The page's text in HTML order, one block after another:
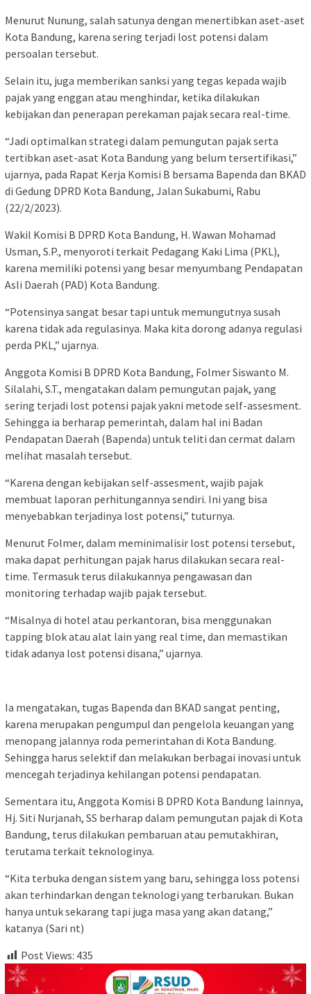
Menurut Nunung, salah satunya dengan menertibkan aset-aset
Kota Bandung, karena sering terjadi lost potensi dalam
persoalan tersebut.
Selain itu, juga memberikan sanksi yang tegas kepada wajib
pajak yang enggan atau menghindar, ketika dilakukan
kebijakan dan penerapan perekaman pajak secara real-time.
“Jadi optimalkan strategi dalam pemungutan pajak serta
tertibkan aset-asat Kota Bandung yang belum tersertifikasi,”
ujarnya, pada Rapat Kerja Komisi B bersama Bapenda dan BKAD
di Gedung DPRD Kota Bandung, Jalan Sukabumi, Rabu
(22/2/2023).
Wakil Komisi B DPRD Kota Bandung, H. Wawan Mohamad
Usman, S.P., menyoroti terkait Pedagang Kaki Lima (PKL),
karena memiliki potensi yang besar menyumbang Pendapatan
Asli Daerah (PAD) Kota Bandung.
“Potensinya sangat besar tapi untuk memungutnya susah
karena tidak ada regulasinya. Maka kita dorong adanya regulasi
perda PKL,” ujarnya.
Anggota Komisi B DPRD Kota Bandung, Folmer Siswanto M.
Silalahi, S.T., mengatakan dalam pemungutan pajak, yang
sering terjadi lost potensi pajak yakni metode self-assesment.
Sehingga ia berharap pemerintah, dalam hal ini Badan
Pendapatan Daerah (Bapenda) untuk teliti dan cermat dalam
melihat masalah tersebut.
“Karena dengan kebijakan self-assesment, wajib pajak
membuat laporan perhitungannya sendiri. Ini yang bisa
menyebabkan terjadinya lost potensi,” tuturnya.
Menurut Folmer, dalam meminimalisir lost potensi tersebut,
maka dapat perhitungan pajak harus dilakukan secara real-
time. Termasuk terus dilakukannya pengawasan dan
monitoring terhadap wajib pajak tersebut.
“Misalnya di hotel atau perkantoran, bisa menggunakan
tapping blok atau alat lain yang real time, dan memastikan
tidak adanya lost potensi disana,” ujarnya.
Ia mengatakan, tugas Bapenda dan BKAD sangat penting,
karena merupakan pengumpul dan pengelola keuangan yang
menopang jalannya roda pemerintahan di Kota Bandung.
Sehingga harus selektif dan melakukan berbagai inovasi untuk
mencegah terjadinya kehilangan potensi pendapatan.
Sementara itu, Anggota Komisi B DPRD Kota Bandung lainnya,
Hj. Siti Nurjanah, SS berharap dalam pemungutan pajak di Kota
Bandung, terus dilakukan pembaruan atau pemutakhiran,
terutama terkait teknologinya.
“Kita terbuka dengan sistem yang baru, sehingga loss potensi
akan terhindarkan dengan teknologi yang terbarukan. Bukan
hanya untuk sekarang tapi juga masa yang akan datang,”
katanya (Sari nt)
Post Views: 435